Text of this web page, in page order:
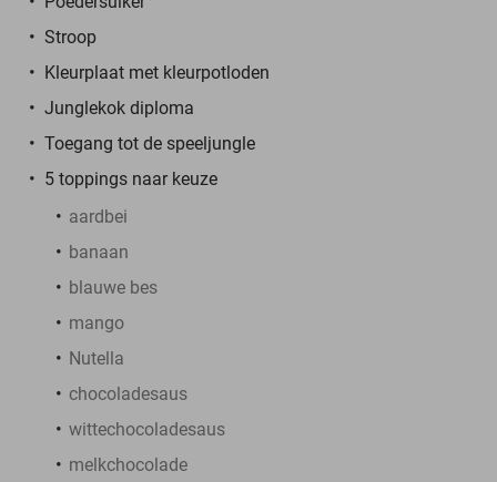
Stroop
Kleurplaat met kleurpotloden
Junglekok diploma
Toegang tot de speeljungle
5 toppings naar keuze
aardbei
banaan
blauwe bes
mango
Nutella
chocoladesaus
wittechocoladesaus
melkchocolade